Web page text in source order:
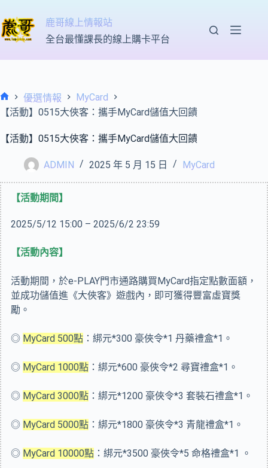
至
主
鹿哥線上情報站
全台最懂課長的線上購卡平台
首
優選情報
MyCard
【活動】0515大俠客：攜手MyCard儲值大回饋
【活動】0515大俠客：攜手MyCard儲值大回饋
ADMIN 2025 年 5 月 15 日 MyCard
【活動期間】
2025/5/12 15:00 – 2025/6/2 23:59
【活動內容】
活動期間，於e-PLAY門市通路購買MyCard指定點數面額，
並成功儲值進《大俠客》遊戲內，即可獲得豐富虛寶獎
勵。
◎ MyCard 500點 ：綁元*300 豪俠令*1 丹藥禮盒*1。
◎ MyCard 1000點 ：綁元*600 豪俠令*2 尋寶禮盒*1。
◎ MyCard 3000點 ：綁元*1200 豪俠令*3 套裝石禮盒*1。
◎ MyCard 5000點 ：綁元*1800 豪俠令*3 青龍禮盒*1。
◎ MyCard 10000點 ：綁元*3500 豪俠令*5 命格禮盒*1 。